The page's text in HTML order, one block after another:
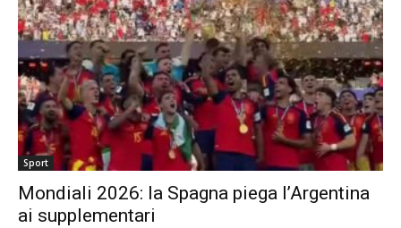
Sport
Mondiali 2026: la Spagna piega l’Argentina
ai supplementari